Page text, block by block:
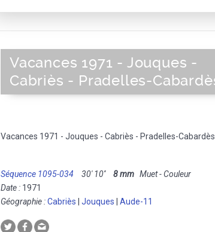
Vacances 1971 - Jouques -
Cabriès - Pradelles-
Vacances 1971 - Jouques - Cabriès - Pradelles-Cabardès.
Séquence 1095-034 30' 10'' 8 mm Muet - Couleur
Date : 1971
Géographie :Cabriès Jouques Aude-11